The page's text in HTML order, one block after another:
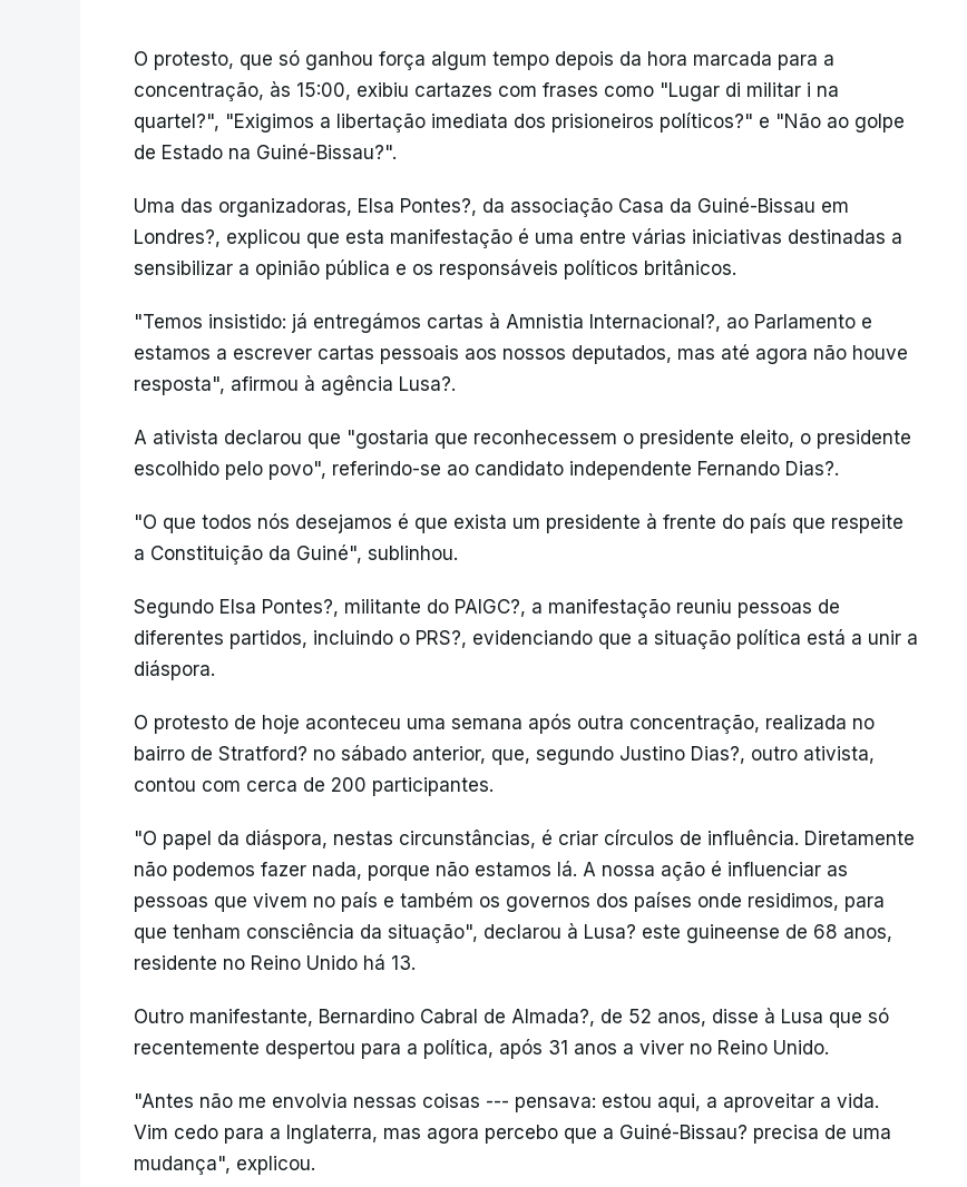
O protesto, que só ganhou força algum tempo depois da hora marcada para a
concentração, às 15:00, exibiu cartazes com frases como "Lugar di militar i na
quartel?", "Exigimos a libertação imediata dos prisioneiros políticos?" e "Não ao golpe
de Estado na Guiné-Bissau?".
Uma das organizadoras, Elsa Pontes?, da associação Casa da Guiné-Bissau em
Londres?, explicou que esta manifestação é uma entre várias iniciativas destinadas a
sensibilizar a opinião pública e os responsáveis políticos britânicos.
"Temos insistido: já entregámos cartas à Amnistia Internacional?, ao Parlamento e
estamos a escrever cartas pessoais aos nossos deputados, mas até agora não houve
resposta", afirmou à agência Lusa?.
A ativista declarou que "gostaria que reconhecessem o presidente eleito, o presidente
escolhido pelo povo", referindo-se ao candidato independente Fernando Dias?.
"O que todos nós desejamos é que exista um presidente à frente do país que respeite
a Constituição da Guiné", sublinhou.
Segundo Elsa Pontes?, militante do PAIGC?, a manifestação reuniu pessoas de
diferentes partidos, incluindo o PRS?, evidenciando que a situação política está a unir a
diáspora.
O protesto de hoje aconteceu uma semana após outra concentração, realizada no
bairro de Stratford? no sábado anterior, que, segundo Justino Dias?, outro ativista,
contou com cerca de 200 participantes.
"O papel da diáspora, nestas circunstâncias, é criar círculos de influência. Diretamente
não podemos fazer nada, porque não estamos lá. A nossa ação é influenciar as
pessoas que vivem no país e também os governos dos países onde residimos, para
que tenham consciência da situação", declarou à Lusa? este guineense de 68 anos,
residente no Reino Unido há 13.
Outro manifestante, Bernardino Cabral de Almada?, de 52 anos, disse à Lusa que só
recentemente despertou para a política, após 31 anos a viver no Reino Unido.
"Antes não me envolvia nessas coisas --- pensava: estou aqui, a aproveitar a vida.
Vim cedo para a Inglaterra, mas agora percebo que a Guiné-Bissau? precisa de uma
mudança", explicou.